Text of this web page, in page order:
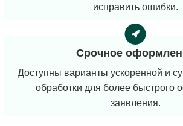
исправить ошибки.
Срочное
Доступны варианты ускоренной и
обработки для более быстрого
заявления.